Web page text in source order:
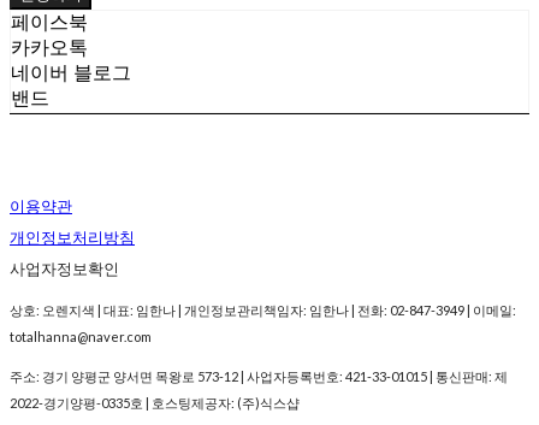
페이스북
카카오톡
네이버 블로그
밴드
이용약관
개인정보처리방침
사업자정보확인
상호: 오렌지색 | 대표: 임한나 | 개인정보관리책임자: 임한나 | 전화: 02-847-3949 | 이메일:
totalhanna@naver.com
주소: 경기 양평군 양서면 목왕로 573-12 | 사업자등록번호: 421-33-01015 | 통신판매: 제
2022-경기양평-0335호 | 호스팅제공자: (주)식스샵